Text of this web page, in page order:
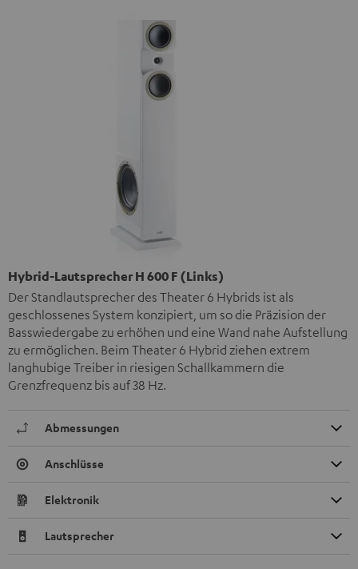
Hybrid-Lautsprecher H 600 F (Links)
Der Standlautsprecher des Theater 6 Hybrids ist als
geschlossenes System konzipiert, um so die Präzision der
Basswiedergabe zu erhöhen und eine Wand nahe Aufstellung
zu ermöglichen. Beim Theater 6 Hybrid ziehen extrem
langhubige Treiber in riesigen Schallkammern die
Grenzfrequenz bis auf 38 Hz.
Abmessungen
Anschlüsse
Elektronik
Lautsprecher